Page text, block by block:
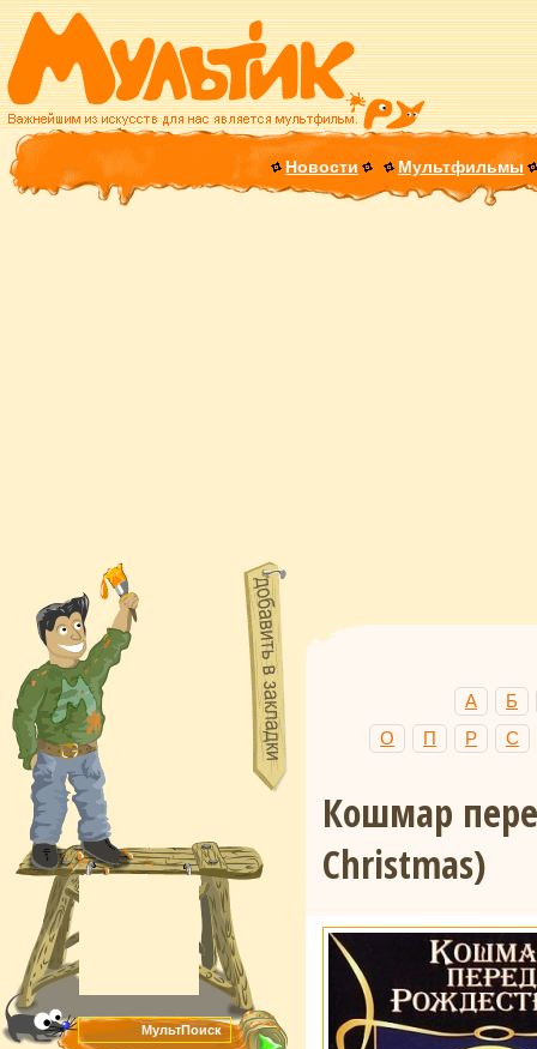
Новости Мультфильмы
А
Б
О
П Р С
Кошмар
Christmas)